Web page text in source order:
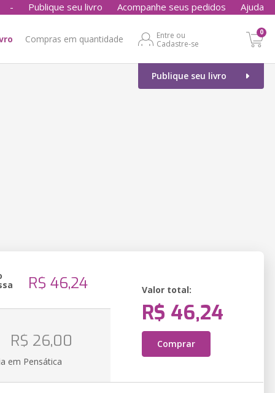
- Publique seu livro Acompanhe seus pedidos Ajuda
Compras em quantidade
Entre ou
Cadastre-se
0
Publique seu livro
R$ 46,24 Valor total:
R$ 46,24
Comprar
R$ 26,00
em Pensática